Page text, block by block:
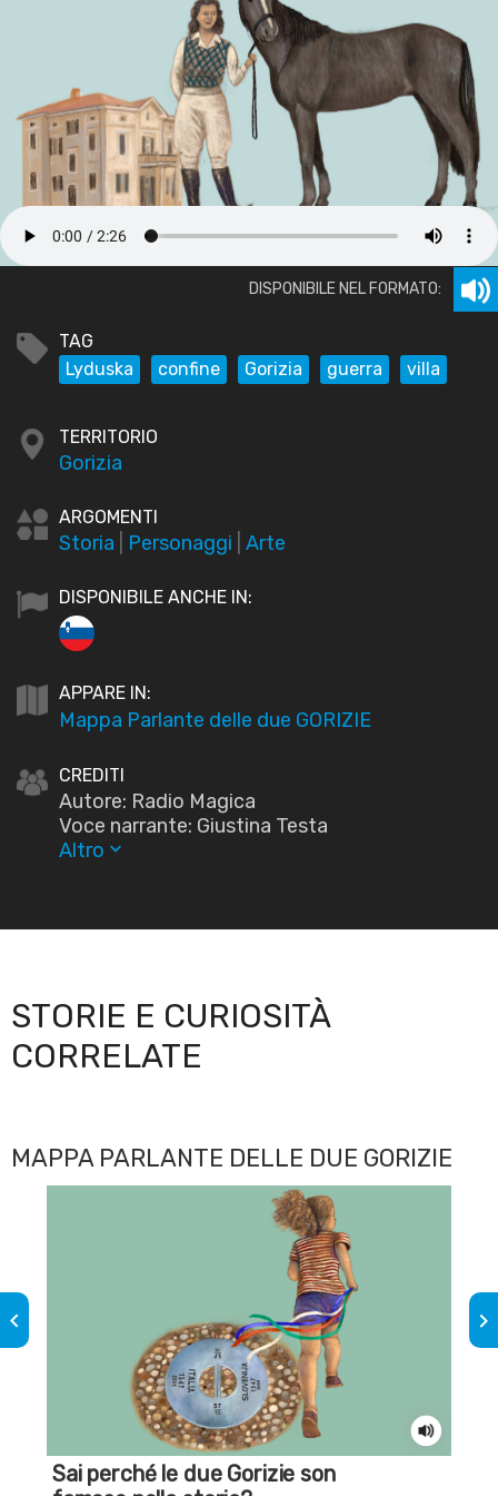
DISPONIBILE NEL FORMATO:
TAG
Lyduska
confine Gorizia guerra villa
TERRITORIO
Gorizia
ARGOMENTI
Storia Personaggi Arte
DISPONIBILE ANCHE IN:
APPARE IN:
Mappa Parlante delle due GORIZIE
CREDITI
Autore: Radio Magica
Voce narrante: Giustina Testa
Altro keyboard_arrow_down
STORIE E CURIOSITÀ
CORRELATE
MAPPA PARLANTE DELLE DUE GORIZIE
Sai perché le due Gorizie son
keyboard_arrow_left keyboard_arrow_right